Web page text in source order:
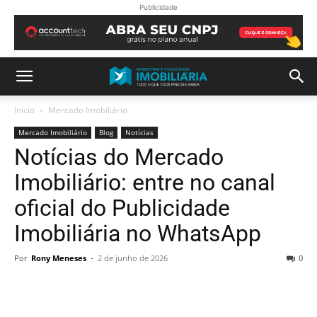
Publicidade
Início Mercado Imobiliário
Mercado Imobiliário Blog Notícias
Notícias do Mercado
Imobiliário: entre no canal
oficial do Publicidade
Imobiliária no WhatsApp
Por Rony Meneses - 2 de junho de 2026 0